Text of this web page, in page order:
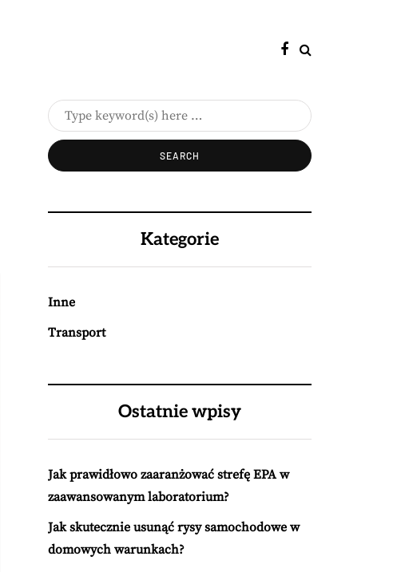
Kategorie
Inne
Transport
Ostatnie wpisy
Jak prawidłowo zaaranżować strefę EPA w
zaawansowanym laboratorium?
Jak skutecznie usunąć rysy samochodowe w
domowych warunkach?